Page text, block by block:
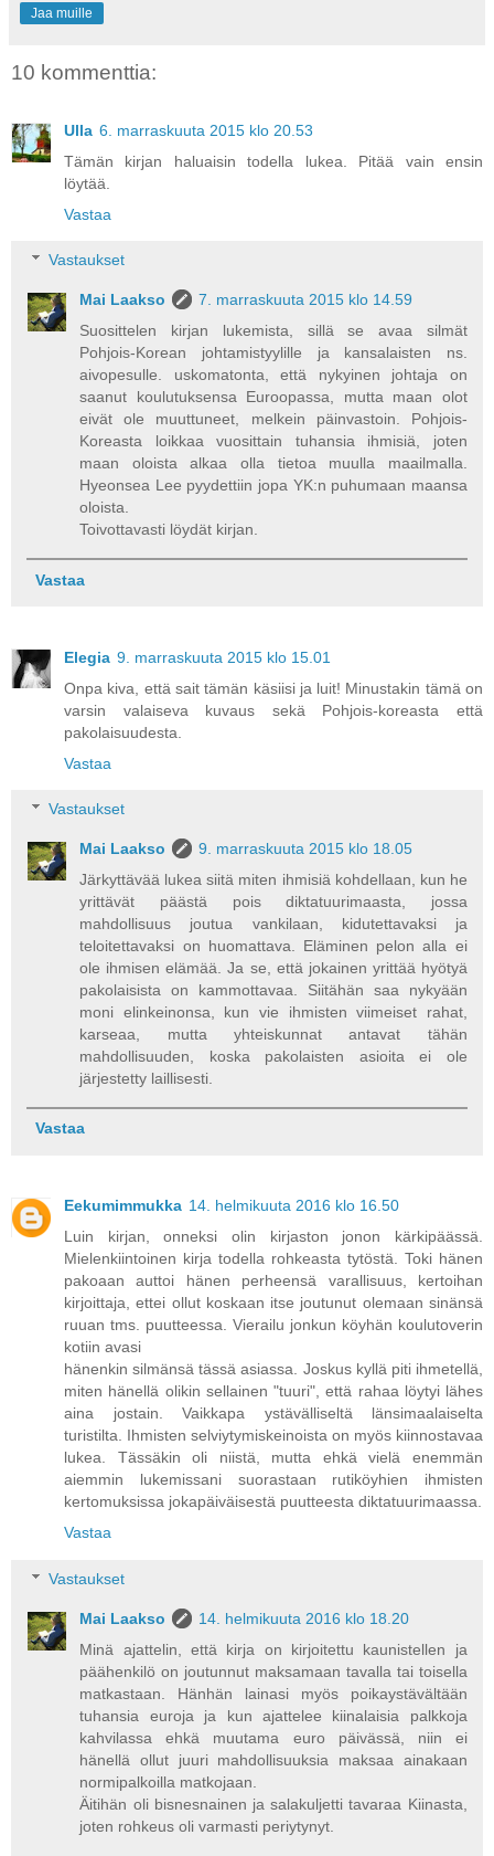
Jaa muille
10 kommenttia:
Ulla 6. marraskuuta 2015 klo 20.53
Tämän kirjan haluaisin todella lukea. Pitää vain ensin
löytää.
Vastaa
Vastaukset
Mai Laakso
7. marraskuuta 2015 klo 14.59
Suosittelen kirjan lukemista, sillä se avaa silmät
Pohjois-Korean johtamistyylille ja kansalaisten ns.
aivopesulle. uskomatonta, että nykyinen johtaja on
saanut koulutuksensa Euroopassa, mutta maan olot
eivät ole muuttuneet, melkein päinvastoin. Pohjois-
Koreasta loikkaa vuosittain tuhansia ihmisiä, joten
maan oloista alkaa olla tietoa muulla maailmalla.
Hyeonsea Lee pyydettiin jopa YK:n puhumaan maansa
oloista.
Toivottavasti löydät kirjan.
Vastaa
Elegia 9. marraskuuta 2015 klo 15.01
Onpa kiva, että sait tämän käsiisi ja luit! Minustakin tämä on
varsin valaiseva kuvaus sekä Pohjois-koreasta että
pakolaisuudesta.
Vastaa
Vastaukset
Mai Laakso
9. marraskuuta 2015 klo 18.05
Järkyttävää lukea siitä miten ihmisiä kohdellaan, kun he
yrittävät päästä pois diktatuurimaasta, jossa
mahdollisuus joutua vankilaan, kidutettavaksi ja
teloitettavaksi on huomattava. Eläminen pelon alla ei
ole ihmisen elämää. Ja se, että jokainen yrittää hyötyä
pakolaisista on kammottavaa. Siitähän saa nykyään
moni elinkeinonsa, kun vie ihmisten viimeiset rahat,
karseaa, mutta yhteiskunnat antavat tähän
mahdollisuuden, koska pakolaisten asioita ei ole
järjestetty laillisesti.
Vastaa
Eekumimmukka 14. helmikuuta 2016 klo 16.50
Luin kirjan, onneksi olin kirjaston jonon kärkipäässä.
Mielenkiintoinen kirja todella rohkeasta tytöstä. Toki hänen
pakoaan auttoi hänen perheensä varallisuus, kertoihan
kirjoittaja, ettei ollut koskaan itse joutunut olemaan sinänsä
ruuan tms. puutteessa. Vierailu jonkun köyhän koulutoverin
kotiin avasi
hänenkin silmänsä tässä asiassa. Joskus kyllä piti ihmetellä,
miten hänellä olikin sellainen "tuuri", että rahaa löytyi lähes
aina jostain. Vaikkapa ystävälliseltä länsimaalaiselta
turistilta. Ihmisten selviytymiskeinoista on myös kiinnostavaa
lukea. Tässäkin oli niistä, mutta ehkä vielä enemmän
aiemmin lukemissani suorastaan rutiköyhien ihmisten
kertomuksissa jokapäiväisestä puutteesta diktatuurimaassa.
Vastaa
Vastaukset
Mai Laakso
14. helmikuuta 2016 klo 18.20
Minä ajattelin, että kirja on kirjoitettu kaunistellen ja
päähenkilö on joutunnut maksamaan tavalla tai toisella
matkastaan. Hänhän lainasi myös poikaystävältään
tuhansia euroja ja kun ajattelee kiinalaisia palkkoja
kahvilassa ehkä muutama euro päivässä, niin ei
hänellä ollut juuri mahdollisuuksia maksaa ainakaan
normipalkoilla matkojaan.
Äitihän oli bisnesnainen ja salakuljetti tavaraa Kiinasta,
joten rohkeus oli varmasti periytynyt.